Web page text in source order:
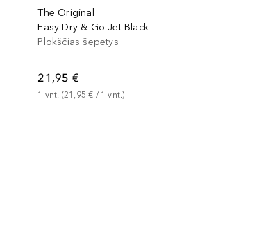
The Original
Easy Dry & Go Jet Black
Plokščias šepetys
21,95 €
1 vnt. (21,95 € / 1 vnt.)